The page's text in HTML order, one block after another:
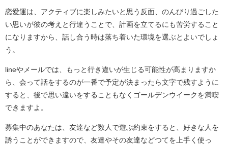
恋愛運は、アクティブに楽しみたいと思う反面、のんびり過ごした
い思いが彼の考えと行違うことで、計画を立てるにも苦労すること
になりますから、話し合う時は落ち着いた環境を選ぶとよいでしょ
う。
lineやメールでは、もっと行き違いが生じる可能性が高まりますか
ら、会って話をするのが一番で予定が決まったら文字で残すように
すると、後で思い違いをすることもなくゴールデンウイークを満喫
できますよ。
募集中のあなたは、友達など数人で遊ぶ約束をすると、好きな人を
誘うことができますので、友達やその友達などつてを上手く使っ